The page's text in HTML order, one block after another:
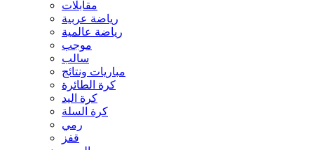
مقابلات
رياضة عربية
رياضة عالمية
موجب
سالب
مباريات ونتائج
كرة الطائرة
كرة اليد
كرة السلة
رمي
قفز